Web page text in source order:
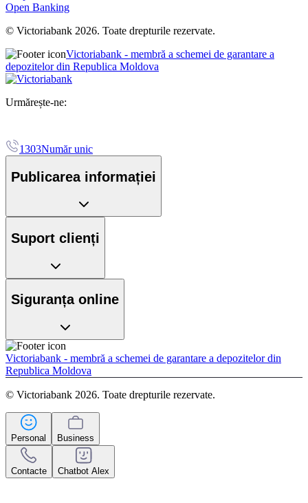
Open Banking
© Victoriabank 2026. Toate drepturile rezervate.
Victoriabank - membră a schemei de garantare a
depozitelor din Republica Moldova
Urmărește-ne:
1303Număr unic
Publicarea informației
Suport clienți
Siguranța online
Victoriabank - membră a schemei de garantare a depozitelor din
Republica Moldova
© Victoriabank 2026. Toate drepturile rezervate.
Personal Business
Contacte Chatbot Alex